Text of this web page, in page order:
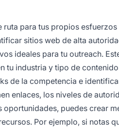
ruta para tus propios esfuerzos
sitios web de alta
ideales para tu outreach.
tu industria y tipo de
de la competencia e
enlaces, los niveles de
oportunidades, puedes crear
Por ejemplo, si notas